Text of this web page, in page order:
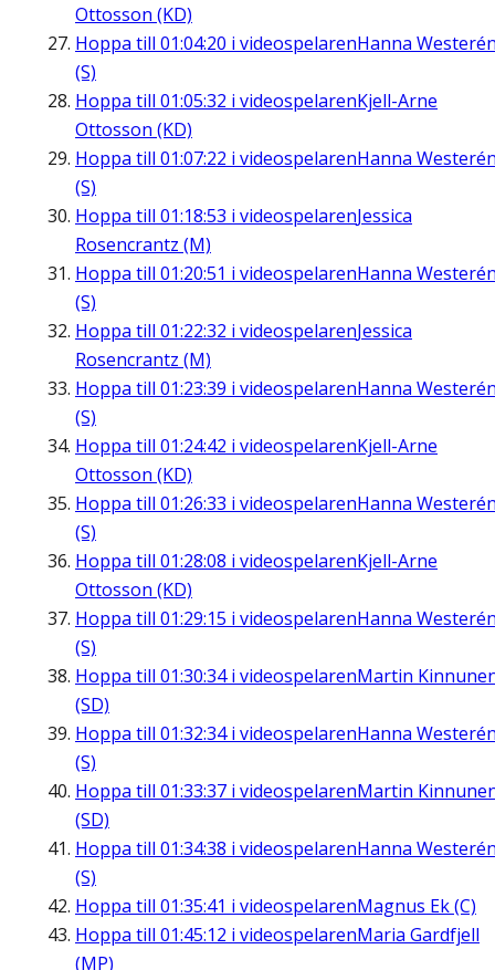
Ottosson (KD)
Hoppa till 01:04:20 i videospelarenHanna
(S)
Hoppa till 01:05:32 i videospelarenKjell-Arne
Ottosson (KD)
Hoppa till 01:07:22 i videospelarenHanna
(S)
Hoppa till 01:18:53 i videospelarenJessica
Rosencrantz (M)
Hoppa till 01:20:51 i videospelarenHanna
(S)
Hoppa till 01:22:32 i videospelarenJessica
Rosencrantz (M)
Hoppa till 01:23:39 i videospelarenHanna
(S)
Hoppa till 01:24:42 i videospelarenKjell-Arne
Ottosson (KD)
Hoppa till 01:26:33 i videospelarenHanna
(S)
Hoppa till 01:28:08 i videospelarenKjell-Arne
Ottosson (KD)
Hoppa till 01:29:15 i videospelarenHanna
(S)
Hoppa till 01:30:34i videospelarenMartin
(SD)
Hoppa till 01:32:34i videospelarenHanna
(S)
Hoppa till 01:33:37 i videospelarenMartin
(SD)
Hoppa till 01:34:38 i videospelarenHanna
(S)
Hoppa till 01:35:41 i videospelarenMagnus Ek (C)
Hoppa till 01:45:12 i videospelarenMaria Gardfjell
(MP)